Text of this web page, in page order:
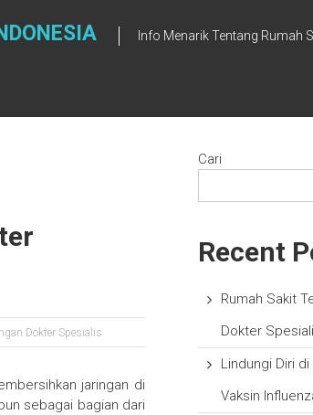
Info Menarik Tentang Rumah
Dokter Spesialis
jaringan di
sebagai bagian dari
Cari
Recent
Rumah Sakit
Dokter
Lindungi Diri
Vaksin